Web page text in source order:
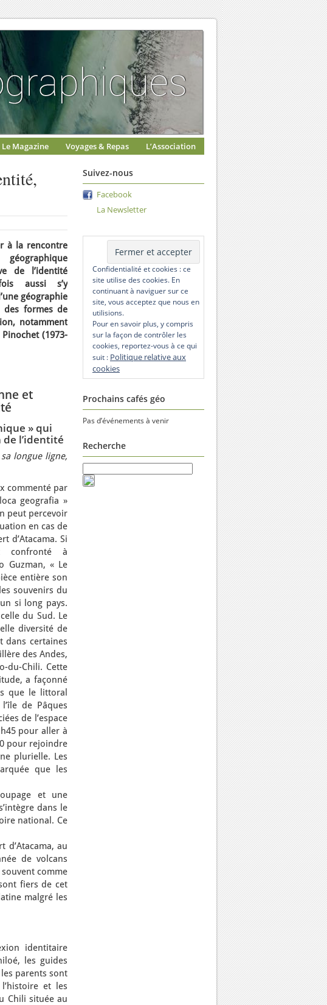
Le Magazine Voyages & Repas L’Association
à la rencontre
de l’identité
aussi s’y
géographie
formes de
notamment
(1973-
et
» qui
l’identité
longue ligne,
commenté par
geografia »
peut percevoir
en cas de
d’Atacama. Si
confronté à
Guzman, « Le
entière son
souvenirs du
si long pays.
du Sud. Le
diversité de
dans certaines
des Andes,
du-Chili. Cette
a façonné
que le littoral
de Pâques
de l’espace
pour aller à
pour rejoindre
plurielle. Les
que les
et une
dans le
national. Ce
d’Atacama, au
de volcans
comme
fiers de cet
malgré les
identitaire
les guides
parents sont
et les
Chili située au
Suivez-nous
Facebook
La Newsletter
Confidentialité et cookies : ce
site utilise des cookies. En
continuant à naviguer sur ce
site, vous acceptez que nous en
utilisions.
Pour en savoir plus, y compris
sur la façon de contrôler les
cookies, reportez-vous à ce qui
suit : Politique relative aux
cookies
Prochains cafés géo
Pas d’événements à venir
Recherche